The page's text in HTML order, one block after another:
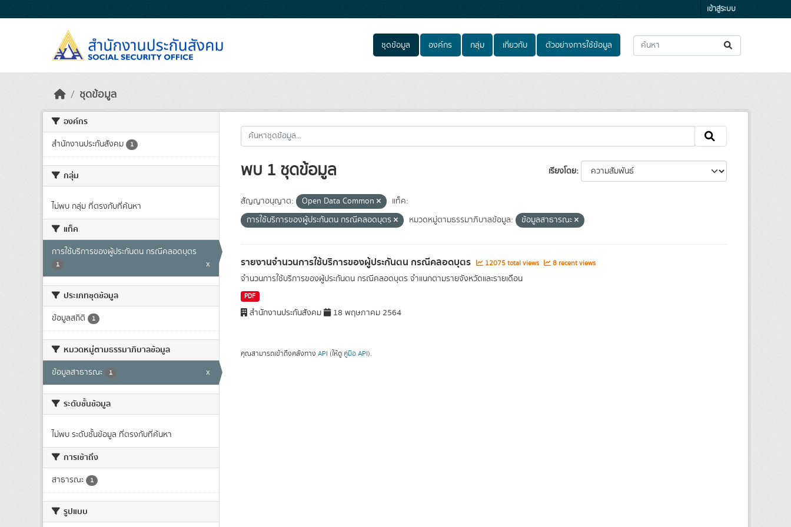
เข้าสู่ระบบ
ชุดข้อมูล องค์กร กลุ่ม เกี่ยวกับ ตัวอย่างการใช้ข้อมูล
ชุดข้อมูล
องค์กร
สำนักงานประกันสังคม 1
กลุ่ม
ไม่พบ กลุ่ม ที่ตรงกับที่ค้นหา
แท็ค
การใช้บริการของผู้ประกันตน กรณีคลอดบุตร
1 x
ประเภทชุดข้อมูล
ข้อมูลสถิติ 1
หมวดหมู่ตามธรรมาภิบาลข้อมูล
ข้อมูลสาธารณะ 1 x
ระดับชั้นข้อมูล
ไม่พบ ระดับชั้นข้อมูล ที่ตรงกับที่ค้นหา
การเข้าถึง
สาธารณะ 1
รูปแบบ
เรียงโดย
พบ 1 ชุดข้อมูล
สัญญาอนุญาต: Open Data Common
แท็ค:
การใช้บริการของผู้ประกันตน กรณีคลอดบุตร
หมวดหมู่ตามธรรมาภิบาลข้อมูล: ข้อมูลสาธารณะ
รายงานจำนวนการใช้บริการของผู้ประกันตน กรณีคลอดบุตร 12075 total views 8 recent views
จำนวนการใช้บริการของผู้ประกันตน กรณีคลอดบุตร จำแนกตามรายจังหวัดและรายเดือน
PDF
สำนักงานประกันสังคม 18 พฤษภาคม 2564
คุณสามารถเข้าถึงคลังทาง API (ให้ดู คู่มือ API).